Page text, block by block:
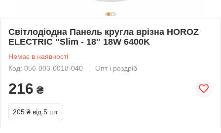
Світлодіодна Панель кругла врізна HOROZ
ELECTRIC "Slim - 18" 18W 6400K
Немає в наявності
Код: 056-003-0018-040
Опт і роздріб
216 ₴
205 ₴ від 5 шт.